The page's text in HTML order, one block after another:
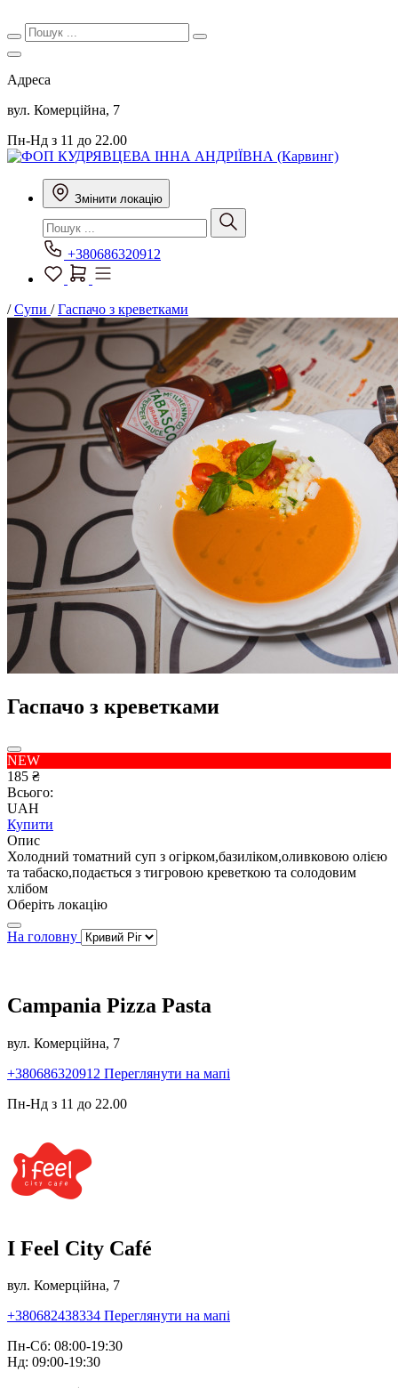
Адреса
вул. Комерційна, 7
Пн-Нд з 11 до 22.00
Змінити локацію
+380686320912
/Супи /Гаспачо з креветками
Гаспачо з креветками
NEW
185 ₴
Всього:
UAH
Купити
Опис
Холодний томатний суп з огірком,базиліком,оливковою олією
та табаско,подається з тигровою креветкою та солодовим
хлібом
Оберіть локацію
На головну
Campania Pizza Pasta
вул. Комерційна, 7
+380686320912 Переглянути на мапі
Пн-Нд з 11 до 22.00
I Feel City Café
вул. Комерційна, 7
+380682438334 Переглянути на мапі
Пн-Сб: 08:00-19:30
Нд: 09:00-19:30